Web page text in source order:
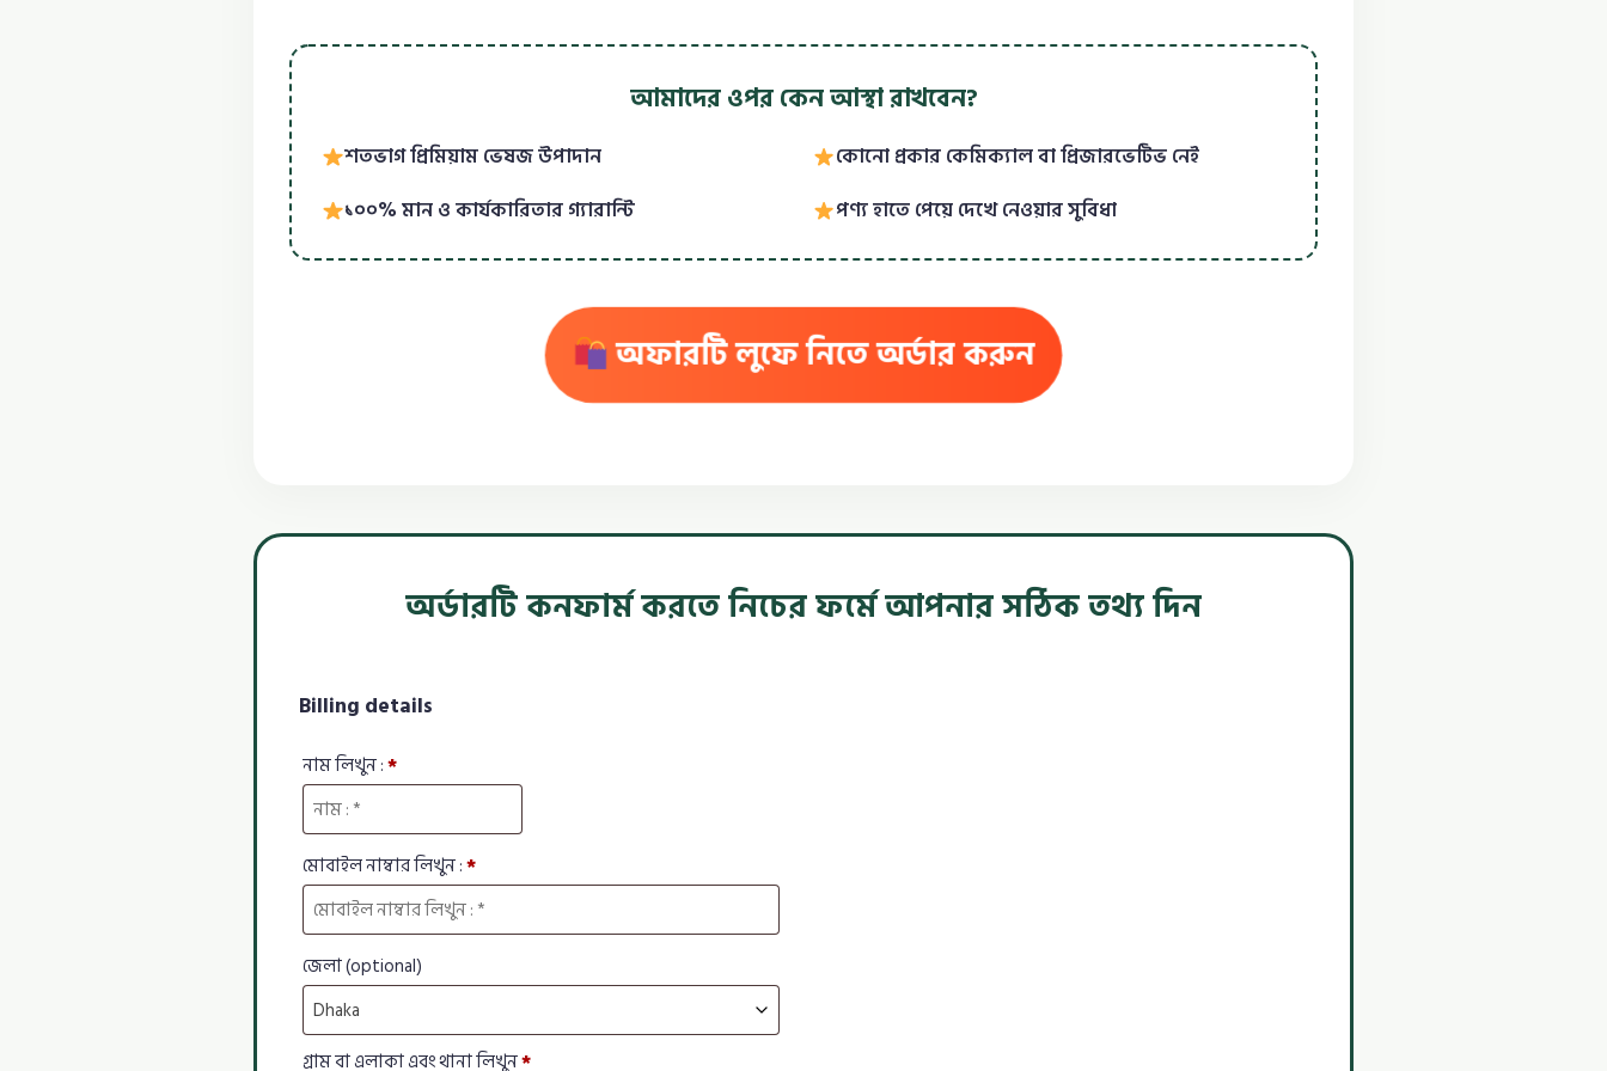
আমাদের ওপর কেন আস্থা রাখবেন?
শতভাগ প্রিমিয়াম ভেষজ উপাদান
কোনো প্রকার কেমিক্যাল বা প্রিজারভেটিভ নেই
১০০% মান ও কার্যকারিতার গ্যারান্টি
পণ্য হাতে পেয়ে দেখে নেওয়ার সুবিধা
অফারটি লুফে নিতে অর্ডার করুন
অর্ডারটি কনফার্ম করতে নিচের ফর্মে আপনার সঠিক তথ্য দিন
Billing details
নাম লিখুন :*
মোবাইল নাম্বার লিখুন :*
জেলা(optional)
Dhaka
গ্রাম বা এলাকা এবং থানা লিখুন*